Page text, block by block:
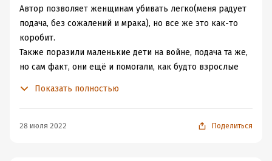
Автор позволяет женщинам убивать легко(меня радует
подача, без сожалений и мрака), но все же это как-то
коробит.
Также поразили маленькие дети на войне, подача та же,
но сам факт, они ещё и помогали, как будто взрослые
сладкого рая в конце. Всегда стараюсь выбирать книги
Показать полностью
28 июля 2022 Поделиться